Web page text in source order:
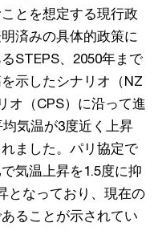
とを想定する現行政
済みの具体的政策に
STEPS、2050年まで
示したシナリオ（NZ
オ（CPS）に沿って進
気温が3度近く上昇
ました。パリ協定で
気温上昇を1.5度に抑
となっており、現在の
ることが示されてい